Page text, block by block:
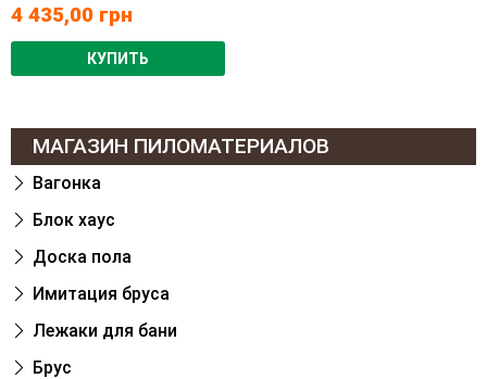
4 435,00 грн
КУПИТЬ
МАГАЗИН ПИЛОМАТЕРИАЛОВ
Вагонка
Блок хаус
Доска пола
Имитация бруса
Лежаки для бани
Брус